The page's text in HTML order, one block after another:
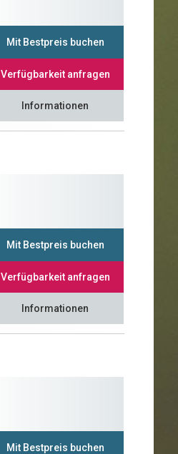
Mit Bestpreis buchen
Verfügbarkeit anfragen
Informationen
Mit Bestpreis buchen
Verfügbarkeit anfragen
Informationen
Mit Bestpreis buchen